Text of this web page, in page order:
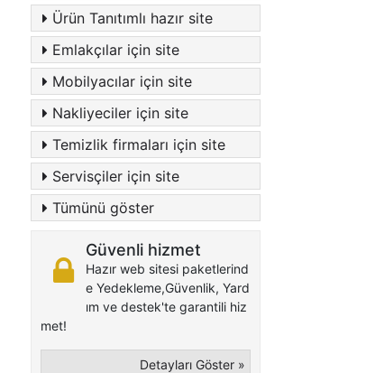
Ürün Tanıtımlı hazır site
Emlakçılar için site
Mobilyacılar için site
Nakliyeciler için site
Temizlik firmaları için site
Servisçiler için site
Tümünü göster
Güvenli hizmet
Hazır web sitesi paketlerind
e Yedekleme,Güvenlik, Yard
ım ve destek'te garantili hiz
met!
Detayları Göster »